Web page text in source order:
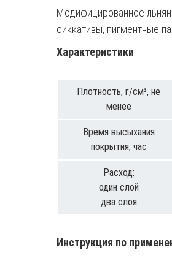
Модифицированное
сиккативы, пигментные
Характеристики
Плотность, г/см³, не
менее
Время высыхания
покрытия, час
Расход:
один слой
два слоя
Инструкция по